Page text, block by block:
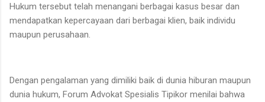
Hukum tersebut telah menangani berbagai kasus besar dan
mendapatkan kepercayaan dari berbagai klien, baik individu
maupun perusahaan.
Dengan pengalaman yang dimiliki baik di dunia hiburan maupun
dunia hukum, Forum Advokat Spesialis Tipikor menilai bahwa